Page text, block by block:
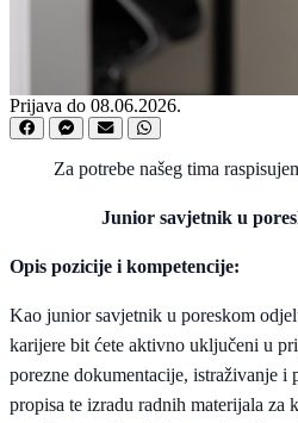
Prijava do 08.06.2026.
Za potrebe našeg tima
Junior savjetnik u
Opis pozicije i kompetencije:
Kao junior savjetnik u poreskom
karijere bit ćete aktivno uključeni u
porezne dokumentacije, istraživanje i
propisa te izradu radnih materijala za